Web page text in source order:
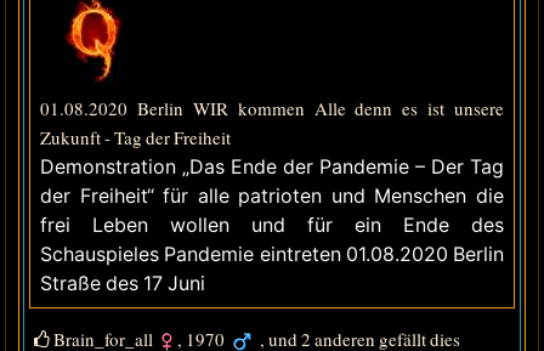
01.08.2020 Berlin WIR kommen Alle denn es ist unsere
Zukunft - Tag der Freiheit
Demonstration „Das Ende der Pandemie – Der Tag
der Freiheit“ für alle patrioten und Menschen die
frei Leben wollen und für ein Ende des
Schauspieles Pandemie eintreten 01.08.2020 Berlin
Straße des 17 Juni
Brain_for_all , 1970 , und 2 anderen gefällt dies